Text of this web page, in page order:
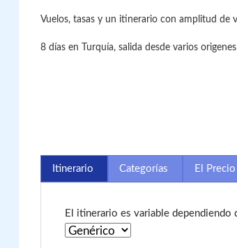
Vuelos, tasas y un itinerario con amplitud de
8 días en Turquía, salida desde varios
Itinerario Categorías El
El itinerario es variable